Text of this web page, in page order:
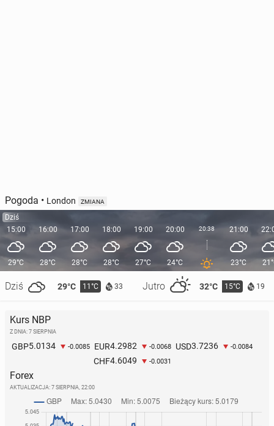
Pogoda • London ZMIANA
Dziś
15:00
29°C
Dziś 29°C 11°C 33 Jutro 32°C 15°C 19
16:00
28°C
17:00
28°C
18:00
28°C
19:00
27°C
20:00
24°C
20:38 21:00
23°C
Kurs NBP
Z DNIA: 7 SIERPNIA
GBP5.0134 -0.0085 EUR4.2982 -0.0068 USD3.7236 -0.0084
CHF4.6049 -0.0031
Forex
AKTUALIZACJA: 7 SIERPNIA, 22:00